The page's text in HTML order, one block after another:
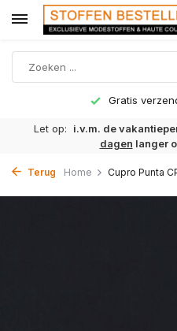
Gratis
Let op: i.v.m. de
dagen langer
Terug Home Cupro Punta